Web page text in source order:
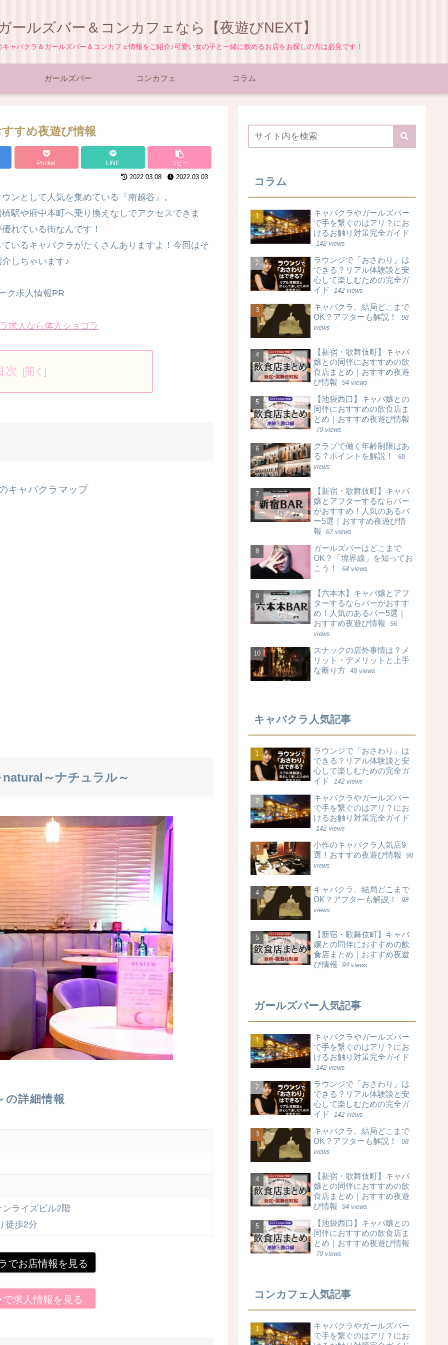
ールズバー＆コンカフェなら【夜遊びNEXT】
ャバクラ＆ガールズバー＆コンカフェ情報をご紹介♪可愛い女の子と一緒に飲めるお店をお探しの方は必見です！
ガールズバー コンカフェ コラム
すめ夜遊び情報
Pocket LINE コピー
2022.03.08 2022.03.03
ンとして人気を集めている『南越谷』。
駅や府中本町へ乗り換えなしでアクセスできま
れている街なんです！
いるキャバクラがたくさんありますよ！今回はそ
しちゃいます♪
ク求人情報PR
求人なら体入ショコラ
次
キャバクラマップ
～ナチュラル～
詳細情報
ライズビル2階
徒歩2分
でお店情報を見る
求人情報を見る
コラム
キャバクラやガールズバー
で手を繋ぐのはアリ？にお
けるお触り対策完全ガイド
142 views
ラウンジで「おさわり」は
できる？リアル体験談と安
心して楽しむための完全ガ
イド
142 views
キャバクラ、結局どこまで
OK？アフターも解説！
98
views
【新宿・歌舞伎町】キャバ
嬢との同伴におすすめの飲
食店まとめ｜おすすめ夜遊
び情報
94 views
【池袋西口】キャバ嬢との
同伴におすすめの飲食店ま
とめ｜おすすめ夜遊び情報
79 views
クラブで働く年齢制限はあ
る？ポイントを解説！
68
views
【新宿・歌舞伎町】キャバ
嬢とアフターするならバー
がおすすめ！人気のあるバ
ー5選｜おすすめ夜遊び情
報
67 views
ガールズバーはどこまで
OK？「境界線」を知ってお
こう！
64 views
【六本木】キャバ嬢とアフ
ターするならバーがおすす
め！人気のあるバー5選｜
おすすめ夜遊び情報
56
views
スナックの店外事情は？メ
リット・デメリットと上手
な断り方 48 views
キャバクラ人気記事
ラウンジで「おさわり」は
できる？リアル体験談と安
心して楽しむための完全ガ
イド
142 views
キャバクラやガールズバー
で手を繋ぐのはアリ？にお
けるお触り対策完全ガイド
142 views
小作のキャバクラ人気店9
選！おすすめ夜遊び情報
98
views
キャバクラ、結局どこまで
OK？アフターも解説！
98
views
【新宿・歌舞伎町】キャバ
嬢との同伴におすすめの飲
食店まとめ｜おすすめ夜遊
び情報
94 views
ガールズバー人気記事
キャバクラやガールズバー
で手を繋ぐのはアリ？にお
けるお触り対策完全ガイド
142 views
ラウンジで「おさわり」は
できる？リアル体験談と安
心して楽しむための完全ガ
イド
142 views
キャバクラ、結局どこまで
OK？アフターも解説！
98
views
【新宿・歌舞伎町】キャバ
嬢との同伴におすすめの飲
食店まとめ｜おすすめ夜遊
び情報
94 views
【池袋西口】キャバ嬢との
同伴におすすめの飲食店ま
とめ｜おすすめ夜遊び情報
79 views
コンカフェ人気記事
キャバクラやガールズバー
で手を繋ぐのはアリ？にお